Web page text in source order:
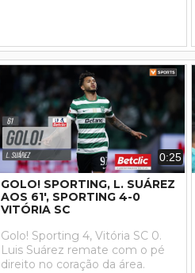
0:25
GOLO! SPORTING, L. SUÁREZ
AOS 61', SPORTING 4-0
VITÓRIA SC
Golo! Sporting 4, Vitória SC 0.
Luis Suárez remate com o pé
direito no coração da área.